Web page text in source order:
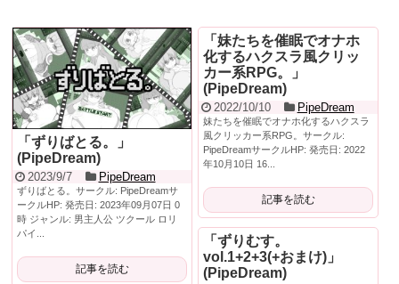
「ずりばとる。」
(PipeDream)
2023/9/7 PipeDream
ずりばとる。サークル: PipeDreamサ
ークルHP: 発売日: 2023年09月07日 0
時 ジャンル: 男主人公 ツクール ロリ
パイ...
記事を読む
「妹たちを催眠でオナホ
化するハクスラ風クリッ
カー系RPG。」
(PipeDream)
2022/10/10 PipeDream
妹たちを催眠でオナホ化するハクスラ
風クリッカー系RPG。サークル:
PipeDreamサークルHP: 発売日: 2022
年10月10日 16...
記事を読む
「ずりむす。
vol.1+2+3(+おまけ)」
(PipeDream)